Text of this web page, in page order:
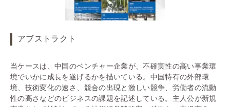
アブストラクト
当ケースは、中国のベンチャー企業が、不確実性の高い事業環
境でいかに成長を遂げるかを描いている。中国特有の外部環
境、技術変化の速さ、競合の出現と激しい競争、労働者の流動
性の高さなどのビジネスの課題を記述している。主人公が新規